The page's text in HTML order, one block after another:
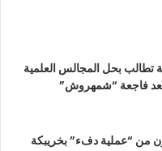
تطالب بحل المجالس العلمية
بعد فاجعة “شمهروش”